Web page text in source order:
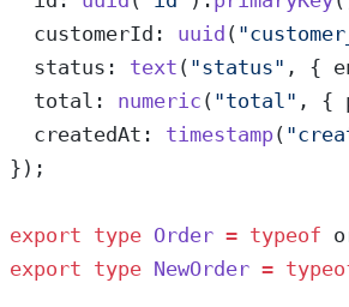
  customerId:
uuid (
  status:
text ( "status" , {
  total:
numeric ( "total" , {
  createdAt:
timestamp(
});
export type Order = typeof
export type NewOrder =